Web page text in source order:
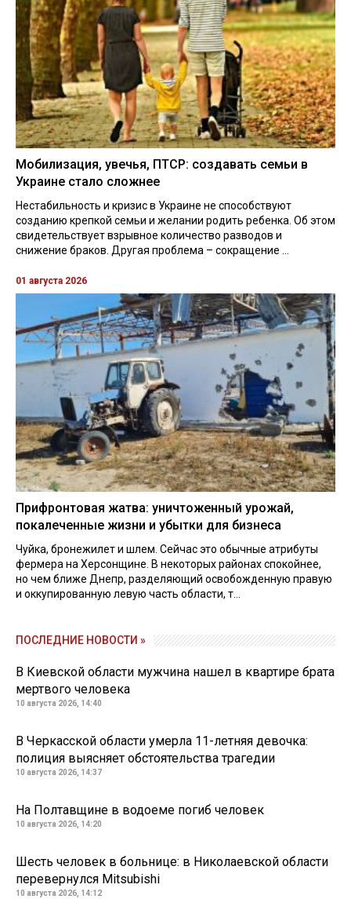
Мобилизация, увечья, ПТСР: создавать семьи в
Украине стало сложнее
Нестабильность и кризис в Украине не способствуют
созданию крепкой семьи и желании родить ребенка. Об этом
свидетельствует взрывное количество разводов и
снижение браков. Другая проблема – сокращение ...
01 августа 2026
Прифронтовая жатва: уничтоженный урожай,
покалеченные жизни и убытки для бизнеса
Чуйка, бронежилет и шлем. Сейчас это обычные атрибуты
фермера на Херсонщине. В некоторых районах спокойнее,
но чем ближе Днепр, разделяющий освобожденную правую
и оккупированную левую часть области, т...
ПОСЛЕДНИЕ НОВОСТИ »
В Киевской области мужчина нашел в квартире брата
мертвого человека
10 августа 2026, 14:40
В Черкасской области умерла 11-летняя девочка:
полиция выясняет обстоятельства трагедии
10 августа 2026, 14:37
На Полтавщине в водоеме погиб человек
10 августа 2026, 14:20
Шесть человек в больнице: в Николаевской области
перевернулся Mitsubishi
10 августа 2026, 14:12